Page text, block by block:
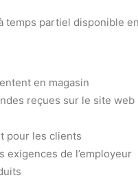
temps partiel disponible
en magasin
reçues sur le site web
pour les clients
exigences de l’employeur